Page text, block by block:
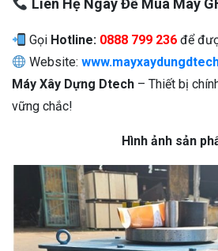
Liên Hệ Ngay Để Mua Máy
Gọi Hotline: 0888 799 236 để
Website:
Máy Xây Dựng Dtech – Thiết bị
vững chắc!
Hình ảnh sản